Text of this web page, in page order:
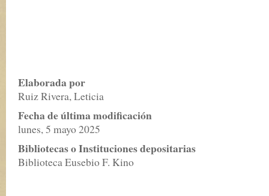
Elaborada por
Ruiz Rivera, Leticia
Fecha de última modificación
lunes, 5 mayo 2025
Bibliotecas o Instituciones depositarias
Biblioteca Eusebio F. Kino